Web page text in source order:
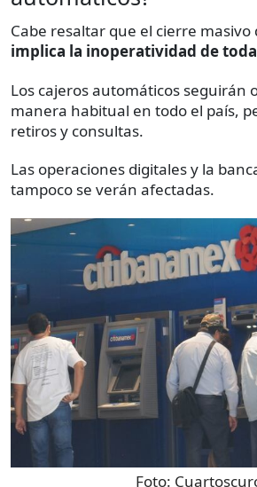
Cabe resaltar que el cierre masivo
implica la inoperatividad de
Los cajeros automáticos seguirán
manera habitual en todo el país,
retiros y consultas.
Las operaciones digitales y la
tampoco se verán afectadas.
Foto: